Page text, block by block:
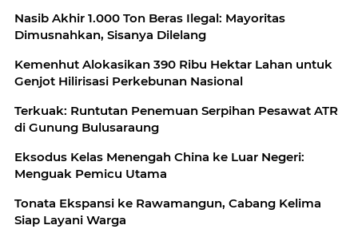
Nasib Akhir 1.000 Ton Beras Ilegal: Mayoritas
Dimusnahkan, Sisanya Dilelang
Kemenhut Alokasikan 390 Ribu Hektar Lahan untuk
Genjot Hilirisasi Perkebunan Nasional
Terkuak: Runtutan Penemuan Serpihan Pesawat ATR
di Gunung Bulusaraung
Eksodus Kelas Menengah China ke Luar Negeri:
Menguak Pemicu Utama
Tonata Ekspansi ke Rawamangun, Cabang Kelima
Siap Layani Warga